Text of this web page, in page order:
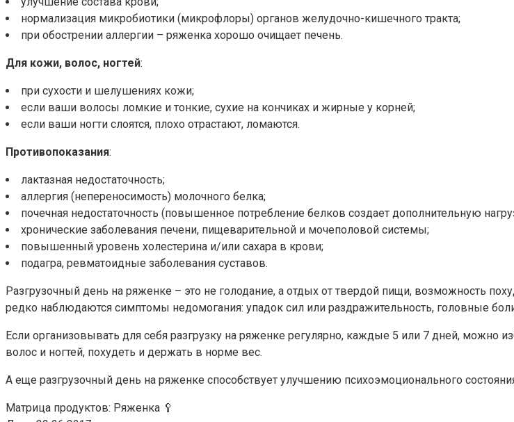
нормализация микробиотики (микрофлоры) органов желудочно-кишечного тракта;
при обострении аллергии – ряженка хорошо очищает печень.
Для кожи, волос, ногтей:
при сухости и шелушениях кожи;
если ваши волосы ломкие и тонкие, сухие на кончиках и жирные у корней;
если ваши ногти слоятся, плохо отрастают, ломаются.
Противопоказания:
лактазная недостаточность;
аллергия (непереносимость) молочного белка;
почечная недостаточность (повышенное потребление белков создает дополнительную
хронические заболевания печени, пищеварительной и мочеполовой системы;
повышенный уровень холестерина и/или сахара в крови;
подагра, ревматоидные заболевания суставов.
Разгрузочный день на ряженке – это не голодание, а отдых от твердой пищи, возможность
редко наблюдаются симптомы недомогания: упадок сил или раздражительность, головные
Если организовывать для себя разгрузку на ряженке регулярно, каждые 5 или 7 дней, можно
волос и ногтей, похудеть и держать в норме вес.
А еще разгрузочный день на ряженке способствует улучшению психоэмоционального
Матрица продуктов: Ряженка 🥄